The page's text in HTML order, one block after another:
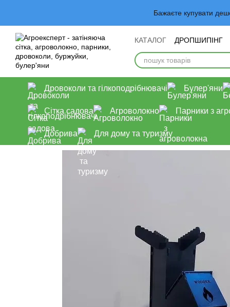
Бажаєте купувати
КАТАЛОГ
ДРОПШИПІНГ
Обмін та повернення
Дровоколи та гілкоподрібнювачі Булер'яни
Сітка садова Агроволокно Парники з
Добрива Для дому та туризму